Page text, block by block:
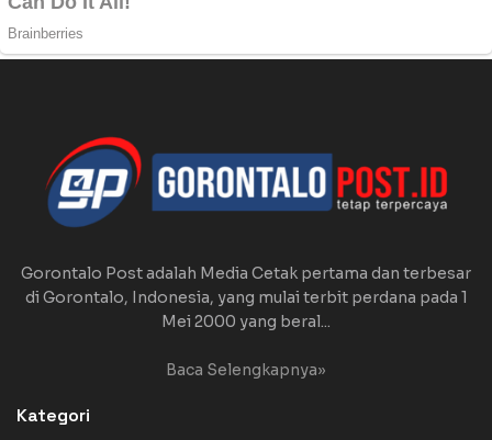
Gorontalo Post adalah Media Cetak pertama dan terbesar
di Gorontalo, Indonesia, yang mulai terbit perdana pada 1
Mei 2000 yang beral...
Baca Selengkapnya»
Kategori